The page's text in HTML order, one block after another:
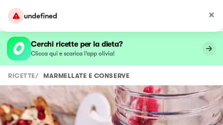
undefined
Cerchi ricette per la dieta?
Clicca qui e scarica l’app olivia!
RICETTE/ MARMELLATE E CONSERVE